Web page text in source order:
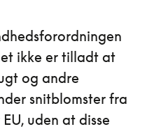
ikke er tilladt at
og andre
snitblomster fra
uden at disse